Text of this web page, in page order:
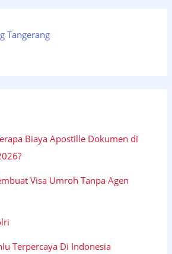
Tangerang
Biaya Apostille Dokumen di
Visa Umroh Tanpa Agen
Terpercaya Di Indonesia